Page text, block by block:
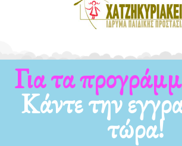
Για τα
Κάντε την
τώρα!